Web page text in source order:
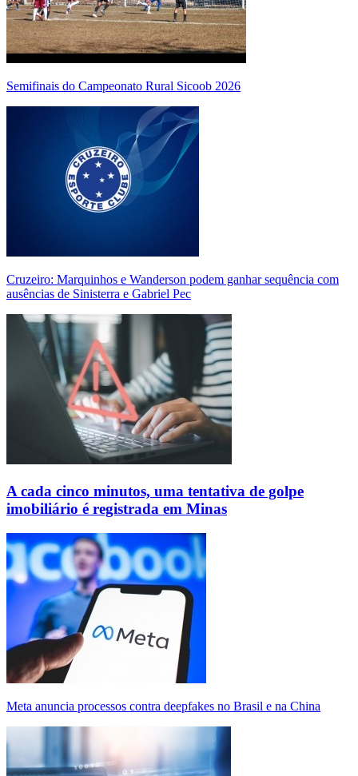
Semifinais do Campeonato Rural Sicoob 2026
Cruzeiro: Marquinhos e Wanderson podem ganhar sequência com
ausências de Sinisterra e Gabriel Pec
A cada cinco minutos, uma tentativa de golpe
imobiliário é registrada em Minas
Meta anuncia processos contra deepfakes no Brasil e na China